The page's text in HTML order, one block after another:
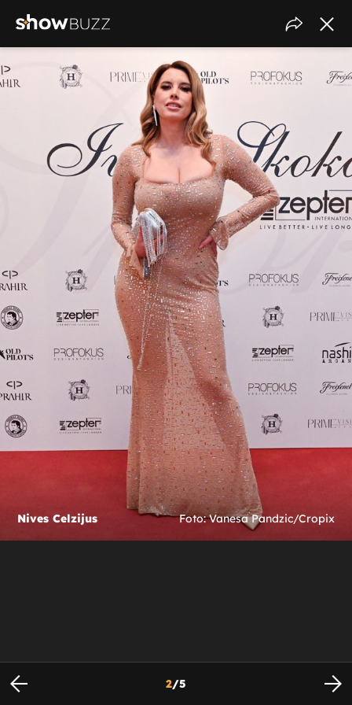
Nives Celzijus Foto: Vanesa Pandzic/Cropix
2/5